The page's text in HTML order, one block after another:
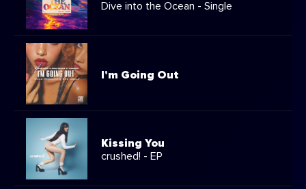
Dive into the Ocean - Single
I'm Going Out
Kissing You
crushed! - EP